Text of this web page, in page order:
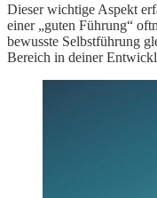
Dieser wichtige Aspekt
einer „guten Führung“
bewusste Selbstführung
Bereich in deiner